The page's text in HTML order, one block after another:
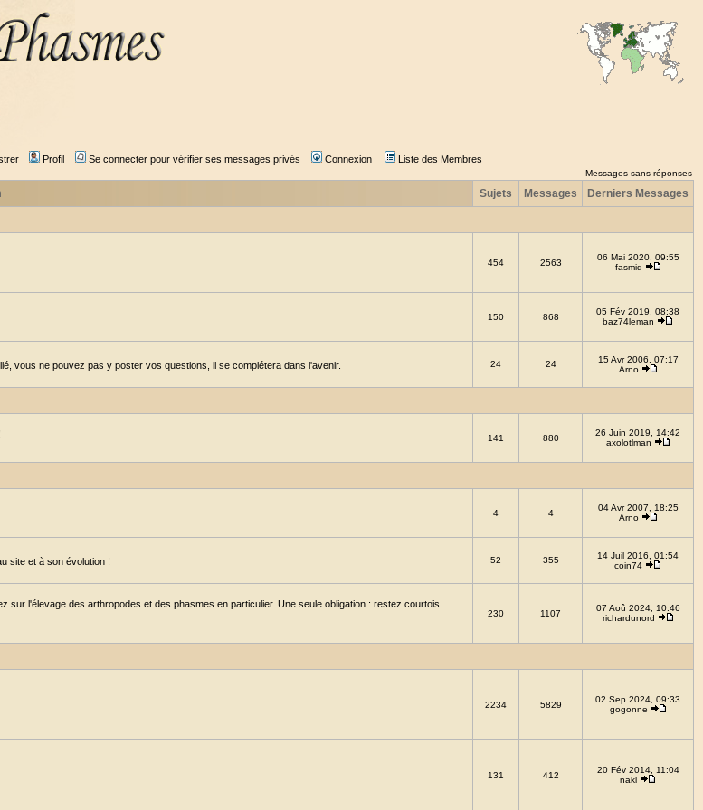
Profil Se connecter pour vérifier ses messages privés Connexion Liste des Membres
Messages sans réponses
Sujets Messages Derniers Messages
454 2563
06 Mai 2020, 09:55
fasmid
150 868
05 Fév 2019, 08:38
baz74leman
vous ne pouvez pas y poster vos questions, il se complétera dans l'avenir. 24 24
15 Avr 2006, 07:17
Arno
141 880
26 Juin 2019, 14:42
axolotlman
4 4
04 Avr 2007, 18:25
Arno
site et à son évolution ! 52 355
14 Juil 2016, 01:54
coin74
l'élevage des arthropodes et des phasmes en particulier. Une seule obligation : restez courtois.
230 1107
07 Aoû 2024, 10:46
richardunord
2234 5829
02 Sep 2024, 09:33
gogonne
131 412
20 Fév 2014, 11:04
nakl